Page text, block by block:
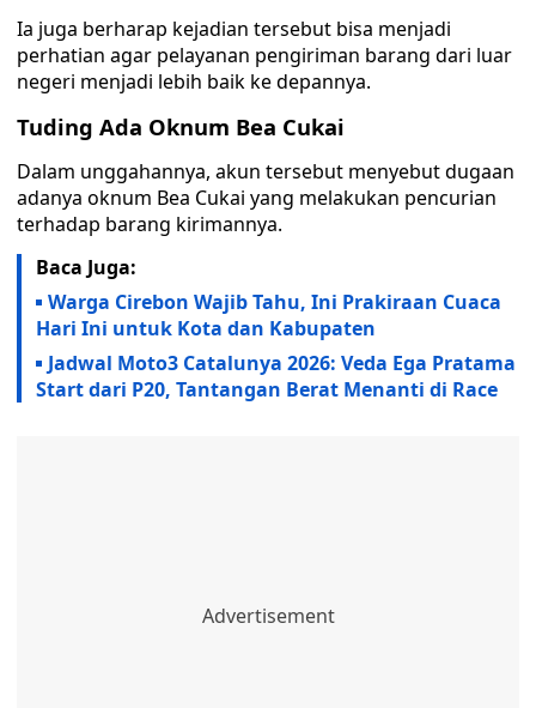
Ia juga berharap kejadian tersebut bisa menjadi
perhatian agar pelayanan pengiriman barang dari luar
negeri menjadi lebih baik ke depannya.
Tuding Ada Oknum Bea Cukai
Dalam unggahannya, akun tersebut menyebut dugaan
adanya oknum Bea Cukai yang melakukan pencurian
terhadap barang kirimannya.
Baca Juga:
Warga Cirebon Wajib Tahu, Ini Prakiraan Cuaca
Hari Ini untuk Kota dan Kabupaten
Jadwal Moto3 Catalunya 2026: Veda Ega Pratama
Start dari P20, Tantangan Berat Menanti di Race